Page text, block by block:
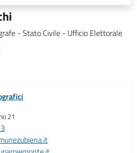
- Stato Civile - Ufficio Elettorale
21